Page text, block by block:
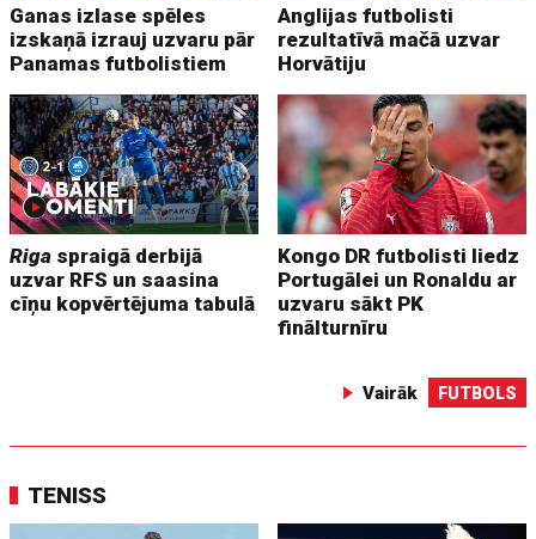
Ganas izlase spēles
izskaņā izrauj uzvaru pār
Panamas futbolistiem
Anglijas futbolisti
rezultatīvā mačā uzvar
Horvātiju
Riga spraigā derbijā
uzvar RFS un saasina
cīņu kopvērtējuma tabulā
Kongo DR futbolisti liedz
Portugālei un Ronaldu ar
uzvaru sākt PK
finālturnīru
Vairāk FUTBOLS
TENISS